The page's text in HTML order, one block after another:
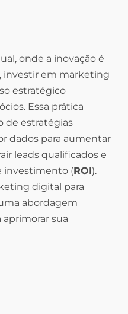
onde a inovação é
investir em marketing
estratégico
Essa prática
de estratégias
dados para aumentar
leads qualificados e
investimento (ROI).
digital para
abordagem
sua